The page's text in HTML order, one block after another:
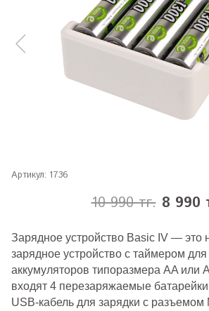
Артикул: 1736
10 990 тг. 8 990
Зарядное устройство Basic IV — это
зарядное устройство с таймером
аккумуляторов типоразмера AA или
входят 4 перезаряжаемые
USB-кабель для зарядки с разъемом